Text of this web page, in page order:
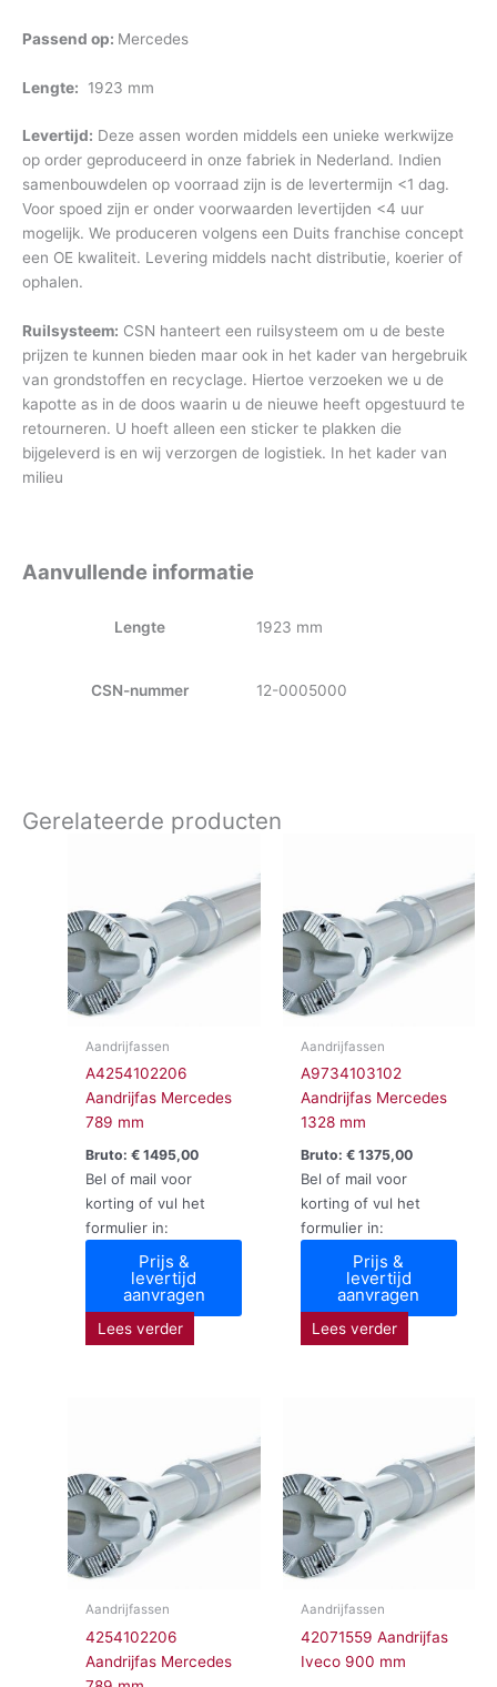
Passend op: Mercedes
Lengte: 1923 mm
Levertijd: Deze assen worden middels een unieke werkwijze
op order geproduceerd in onze fabriek in Nederland. Indien
samenbouwdelen op voorraad zijn is de levertermijn <1 dag.
Voor spoed zijn er onder voorwaarden levertijden <4 uur
mogelijk. We produceren volgens een Duits franchise concept
een OE kwaliteit. Levering middels nacht distributie, koerier of
ophalen.
Ruilsysteem: CSN hanteert een ruilsysteem om u de beste
prijzen te kunnen bieden maar ook in het kader van hergebruik
van grondstoffen en recyclage. Hiertoe verzoeken we u de
kapotte as in de doos waarin u de nieuwe heeft opgestuurd te
retourneren. U hoeft alleen een sticker te plakken die
bijgeleverd is en wij verzorgen de logistiek. In het kader van
milieu
Aanvullende informatie
Lengte 1923 mm
CSN-nummer 12-0005000
Gerelateerde producten
Aandrijfassen
A4254102206
Aandrijfas Mercedes
789 mm
Bruto:€ 1495,00
Bel of mail voor
korting of vul het
formulier in:
Prijs &
levertijd
aanvragen
Lees verder
Aandrijfassen
A9734103102
Aandrijfas Mercedes
1328 mm
Bruto: €1375,00
Bel of mail voor
korting of vul het
formulier in:
Prijs &
levertijd
aanvragen
Lees verder
Aandrijfassen
4254102206
Aandrijfas Mercedes
Aandrijfassen
42071559 Aandrijfas
Iveco 900 mm